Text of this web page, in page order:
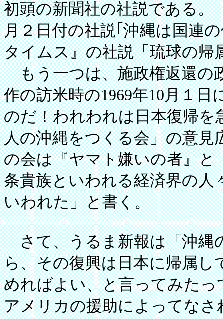
初頭の新聞社の社説である。
月２日付の社説｢沖縄は国連
タイムス』の社説「琉球の帰
もう一つは、施政権返還の
作の訪米時の1969年10月１
のだ！われわれは日本復帰を
人の沖縄をつくる会」の意見
の会は『ヤマト嫌いの者』と
条貴族といわれる経済界の人
いわれた」と書く。
さて、うるま新報は「沖縄
ら、その復興は日本に帰属し
めればよい、と言ってみた
アメリカの援助によってな